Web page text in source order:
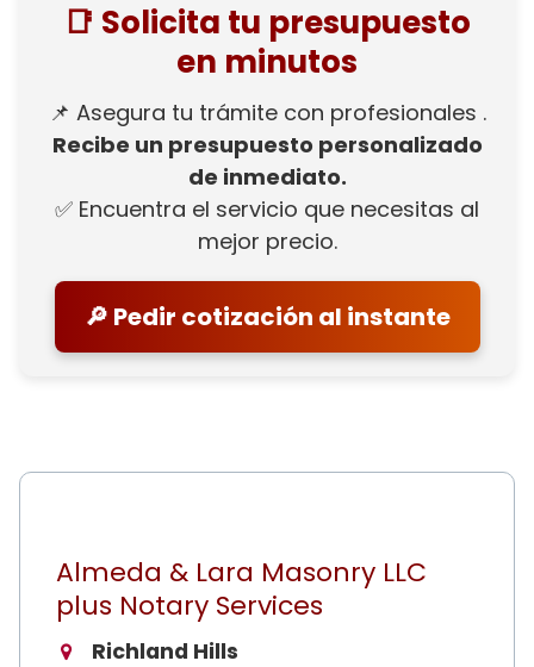
📑 Solicita tu presupuesto
en minutos
📌 Asegura tu trámite con profesionales .
Recibe un presupuesto personalizado
de inmediato.
✅ Encuentra el servicio que necesitas al
mejor precio.
🔎 Pedir cotización al instante
Almeda & Lara Masonry LLC
plus Notary Services
Richland Hills